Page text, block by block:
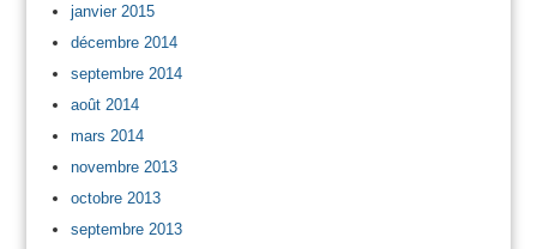
janvier 2015
décembre 2014
septembre 2014
août 2014
mars 2014
novembre 2013
octobre 2013
septembre 2013